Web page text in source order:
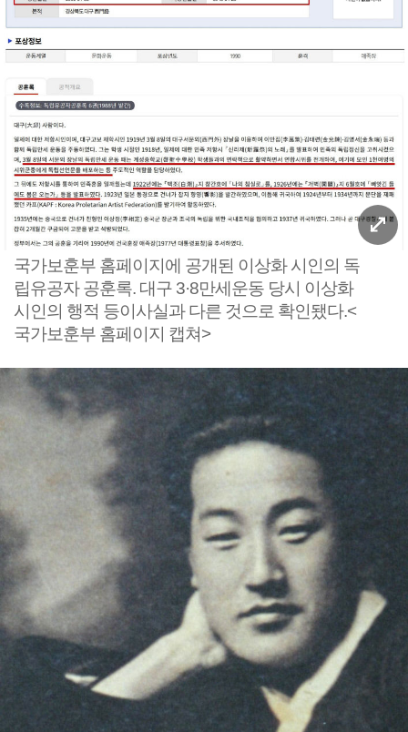
국가보훈부 홈페이지에 공개된 이상화 시인의 독
립유공자 공훈록. 대구 3·8만세운동 당시 이상화
시인의 행적 등이사실과 다른 것으로 확인됐다.<
국가보훈부 홈페이지 캡쳐>